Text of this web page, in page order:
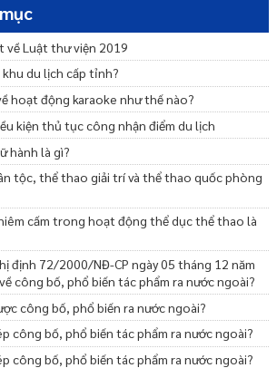
về Luật thư viện 2019
du lịch cấp tỉnh?
hoạt động karaoke như thế nào?
kiện thủ tục công nhận điểm du lịch
hành là gì?
tộc, thể thao giải trí và thể thao quốc phòng
cấm trong hoạt động thể dục thể thao là
định 72/2000/NĐ-CP ngày 05 tháng 12 năm
công bố, phổ biến tác phẩm ra nước ngoài?
công bố, phổ biến ra nước ngoài?
công bố, phổ biến tác phẩm ra nước ngoài?
công bố, phổ biến tác phẩm ra nước ngoài?